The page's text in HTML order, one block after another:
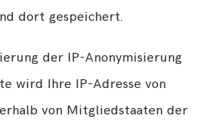
dort gespeichert.
der IP-Anonymisierung
wird Ihre IP-Adresse von
von Mitgliedstaaten der